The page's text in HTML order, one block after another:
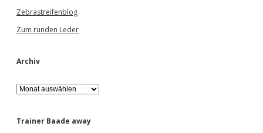
Zebrastreifenblog
Zum runden Leder
Archiv
A
r
h
Trainer Baade away